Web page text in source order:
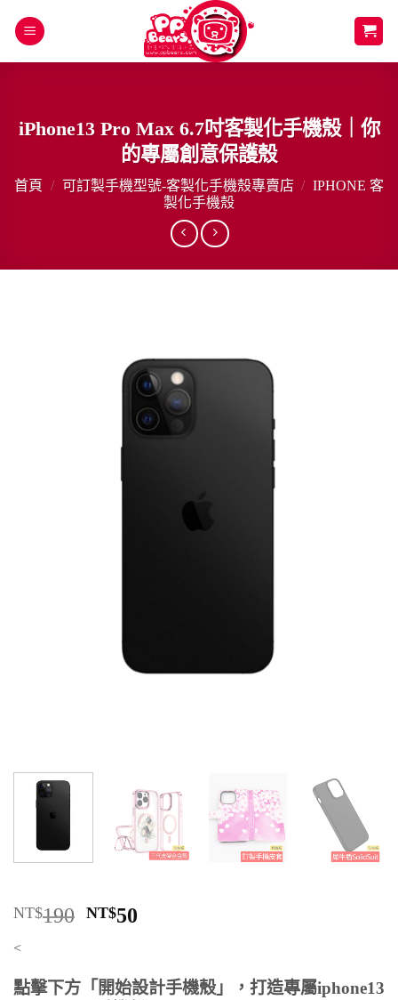
iPhone13 Pro Max 6.7吋客製化手機殼｜你
的專屬創意保護殼
首頁 / 可訂製手機型號-客製化手機殼專賣店 / IPHONE 客
製化手機殼
NT$190 原
格：
NT$50
格：
<
點擊下方「開始設計手機殼」，打造專屬iphone13